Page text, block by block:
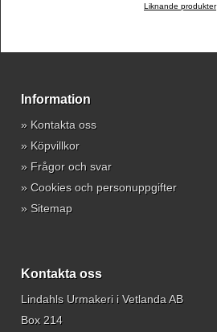
Liknande produkter
Information
» Kontakta oss
» Köpvillkor
» Frågor och svar
» Cookies och personuppgifter
» Sitemap
Kontakta oss
Lindahls Urmakeri i Vetlanda AB
Box 214